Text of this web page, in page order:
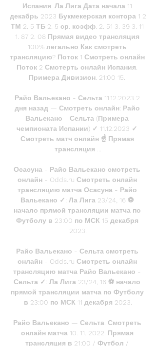
Испания. Ла Лига Дата начала 11
декабрь 2023 Букмекерская контора 1 2
ТМ 2. 5 ТБ 2. 5 ср. коэфф. 2. 51 3. 39 3. 11
1. 87 2. 08 Прямая видео трансляция
100% легально Как смотреть
трансляцию? Поток 1 Смотреть онлайн
Поток 2 Смотерть онлайн Испания.
Примера Дивизион. 21:00 15.
Райо Вальекано - Сельта 11.12.2023 2
дня назад — Смотреть онлайн: Райо
Вальекано - Сельта (Примера
чемпионата Испании) ✓️ 11.12.2023 ✓️
Смотреть матч онлайн ☝ Прямая
трансляция ...
Осасуна - Райо Вальекано смотреть
онлайн - Odds.ru Смотреть онлайн
трансляцию матча Осасуна - Райо
Вальекано ✓: Ла Лига 23/24, 16 ⚽
начало прямой трансляции матча по
Футболу в 23:00 по МСК 15 декабря
2023.
Райо Вальекано - Сельта смотреть
онлайн - Odds.ru Смотреть онлайн
трансляцию матча Райо Вальекано -
Сельта ✓: Ла Лига 23/24, 16 ⚽ начало
прямой трансляции матча по Футболу
в 23:00 по МСК 11 декабря 2023.
Райо Вальекано — Сельта. Смотреть
онлайн матча 10. 11. 2022. Прямая
трансляция в 21:00 / Футбол /